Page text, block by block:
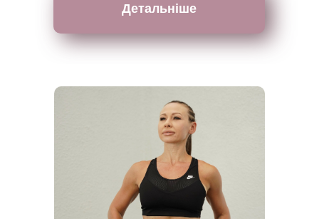
Детальніше